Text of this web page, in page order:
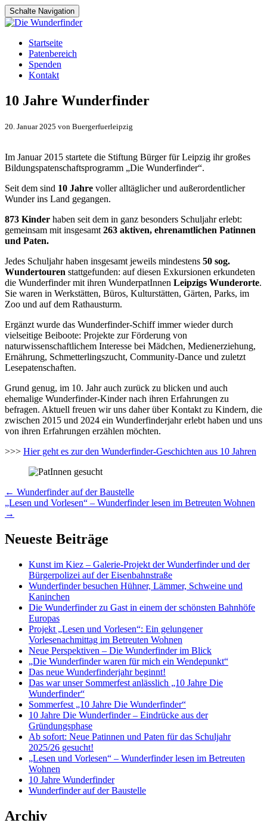
Schalte Navigation
Zum
Inhalt
springen
Startseite
Patenbereich
Spenden
Kontakt
10 Jahre Wunderfinder
20. Januar 2025 von Buergerfuerleipzig
Im Januar 2015 startete die Stiftung Bürger für Leipzig ihr großes
Bildungspatenschaftsprogramm „Die Wunderfinder“.
Seit dem sind 10 Jahre voller alltäglicher und außerordentlicher
Wunder ins Land gegangen.
873 Kinder haben seit dem in ganz besonders Schuljahr erlebt:
gemeinsam mit insgesamt 263 aktiven, ehrenamtlichen Patinnen
und Paten.
Jedes Schuljahr haben insgesamt jeweils mindestens 50 sog.
Wundertouren stattgefunden: auf diesen Exkursionen erkundeten
die Wunderfinder mit ihren WunderpatInnen Leipzigs Wunderorte.
Sie waren in Werkstätten, Büros, Kulturstätten, Gärten, Parks, im
Zoo und auf dem Rathausturm.
Ergänzt wurde das Wunderfinder-Schiff immer wieder durch
vielseitige Beiboote: Projekte zur Förderung von
naturwissenschaftlichem Interesse bei Mädchen, Medienerziehung,
Ernährung, Schmetterlingszucht, Community-Dance und zuletzt
Lesepatenschaften.
Grund genug, im 10. Jahr auch zurück zu blicken und auch
ehemalige Wunderfinder-Kinder nach ihren Erfahrungen zu
befragen. Aktuell freuen wir uns daher über Kontakt zu Kindern, die
zwischen 2015 und 2024 ein Wunderfinderjahr erlebt haben und uns
von ihren Erfahrungen erzählen möchten.
>>> Hier geht es zur den Wunderfinder-Geschichten aus 10 Jahren
Artikel-
Navigation
← Wunderfinder auf der Baustelle
„Lesen und Vorlesen“ – Wunderfinder lesen im Betreuten Wohnen
→
Neueste Beiträge
Kunst im Kiez – Galerie-Projekt der Wunderfinder und der
Bürgerpolizei auf der Eisenbahnstraße
Wunderfinder besuchen Hühner, Lämmer, Schweine und
Kaninchen
Die Wunderfinder zu Gast in einem der schönsten Bahnhöfe
Europas
Projekt „Lesen und Vorlesen“: Ein gelungener
Vorlesenachmittag im Betreuten Wohnen
Neue Perspektiven – Die Wunderfinder im Blick
„Die Wunderfinder waren für mich ein Wendepunkt“
Das neue Wunderfinderjahr beginnt!
Das war unser Sommerfest anlässlich „10 Jahre Die
Wunderfinder“
Sommerfest „10 Jahre Die Wunderfinder“
10 Jahre Die Wunderfinder – Eindrücke aus der
Gründungsphase
Ab sofort: Neue Patinnen und Paten für das Schuljahr
2025/26 gesucht!
„Lesen und Vorlesen“ – Wunderfinder lesen im Betreuten
Wohnen
10 Jahre Wunderfinder
Wunderfinder auf der Baustelle
Archiv